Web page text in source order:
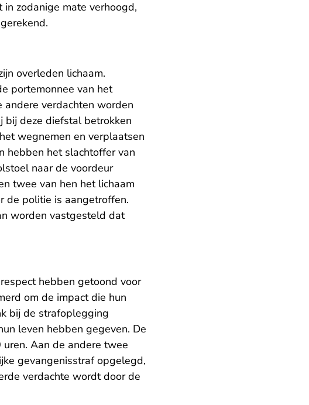
zodanige mate verhoogd,
overleden lichaam.
portemonnee van het
andere verdachten worden
bij deze diefstal betrokken
wegnemen en verplaatsen
hebben het slachtoffer van
naar de voordeur
twee van hen het lichaam
de politie is aangetroffen.
worden vastgesteld dat
hebben getoond voor
om de impact die hun
bij de strafoplegging
leven hebben gegeven. De
Aan de andere twee
gevangenisstraf opgelegd,
verdachte wordt door de